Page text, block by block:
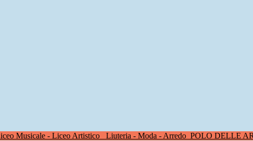
Musicale - Liceo Artistico Liuteria - Moda - Arredo POLO DELLE